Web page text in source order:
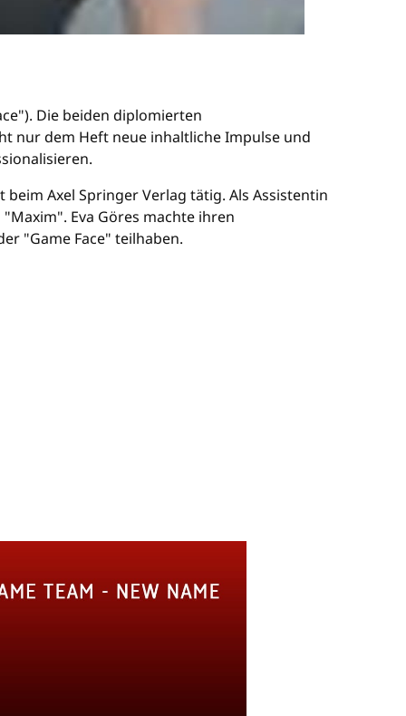
Die beiden diplomierten
nur dem Heft neue inhaltliche Impulse und
Axel Springer Verlag tätig. Als Assistentin
Eva Göres machte ihren
"Game Face" teilhaben.